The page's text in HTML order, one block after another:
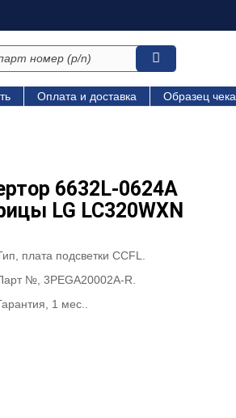
Оплата и доставка Образец чека
6632L-0624A
LG LC320WXN
плата подсветки CCFL.
№, 3PEGA20002A-R.
1 мес..